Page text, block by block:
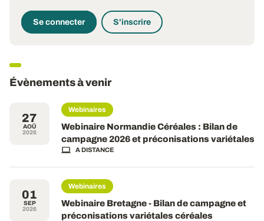
Se connecter S'inscrire
Évènements à venir
27
AOÛ
2026
Webinaires
Webinaire Normandie Céréales : Bilan de
campagne 2026 et préconisations variétales
A DISTANCE
01
SEP
2026
Webinaires
Webinaire Bretagne - Bilan de campagne et
préconisations variétales céréales